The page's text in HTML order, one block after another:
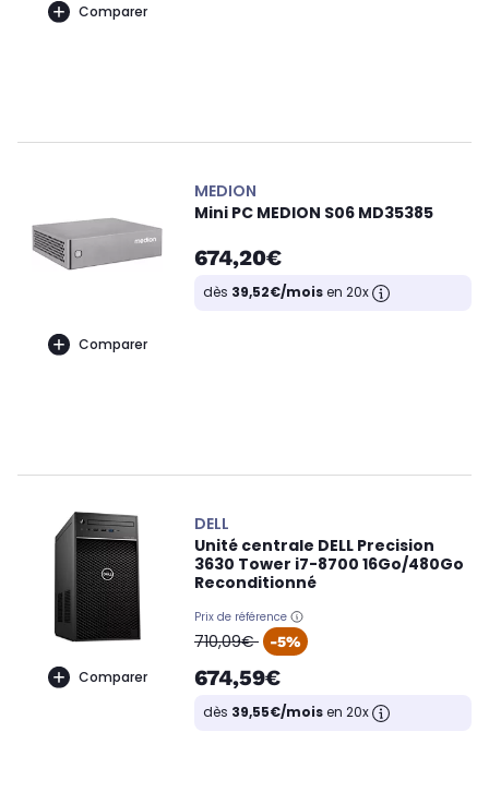
Comparer
Comparer
MEDION
Mini PC MEDION S06 MD35385
674,20€
dès 39,52€/moisen 20x
Comparer
DELL
Unité centrale DELL Precision
3630 Tower i7-8700 16Go/480Go
Reconditionné
Prix de référence
oldPrice
710,09€ -5%
674,59€
dès 39,55€/moisen 20x